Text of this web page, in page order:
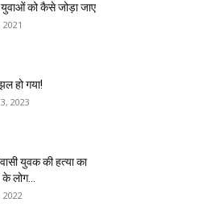
को कैसे जोड़ा जाए
हो गया!
2023
युवक की हत्या का
लोग...